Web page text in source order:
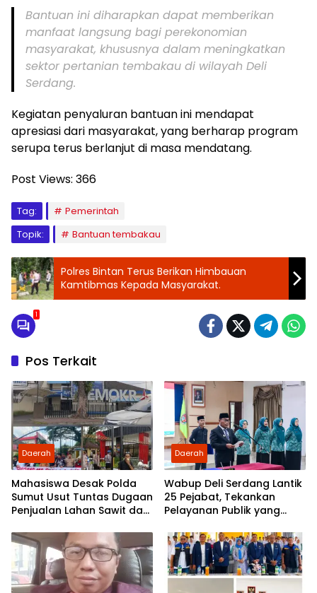
Bantuan ini diharapkan dapat memberikan
manfaat langsung bagi perekonomian
masyarakat, khususnya dalam meningkatkan
sektor pertanian tembakau di wilayah Deli
Serdang.
Kegiatan penyaluran bantuan ini mendapat
apresiasi dari masyarakat, yang berharap program
serupa terus berlanjut di masa mendatang.
Post Views: 366
Tag:
Pemerintah
Topik:
Bantuan tembakau
Polres Bintan Terus Berikan Himbauan
Kamtibmas Kepada Masyarakat.
1
Pos Terkait
Daerah
Mahasiswa Desak Polda
Sumut Usut Tuntas Dugaan
Penjualan Lahan Sawit dan
Partai Demokrat Sumut
Daerah
Wabup Deli Serdang Lantik
25 Pejabat, Tekankan
Pelayanan Publik yang